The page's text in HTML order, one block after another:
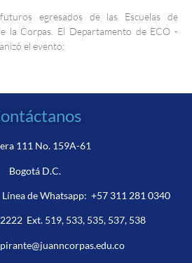
egresados de las Escuelas de
la Corpas. El Departamento de ECO -
el evento:
111 No. 159A-61
Bogotá D.C.
de Whatsapp: +57 311 281 0340
Ext. 519, 533, 535, 537, 538